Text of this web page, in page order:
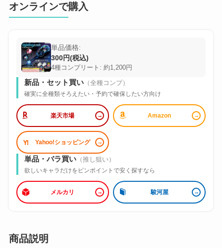
オンラインで購入
単品価格:
300円(税込)
4種コンプリート: 約1,200円
新品・セット買い（全種コンプ）
確実に全種類そろえたい・予約で確保したい方向け
楽天市場 Amazon
Yahoo!ショッピング
単品・バラ買い（推し狙い）
欲しいキャラだけをピンポイントで安く探すなら
メルカリ 駿河屋
商品説明